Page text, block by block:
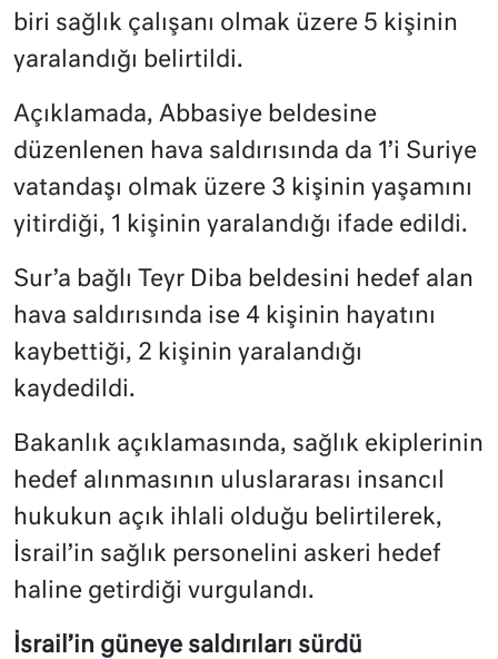
biri sağlık çalışanı olmak üzere 5 kişinin
yaralandığı belirtildi.
Açıklamada, Abbasiye beldesine
düzenlenen hava saldırısında da 1’i Suriye
vatandaşı olmak üzere 3 kişinin yaşamını
yitirdiği, 1 kişinin yaralandığı ifade edildi.
Sur’a bağlı Teyr Diba beldesini hedef alan
hava saldırısında ise 4 kişinin hayatını
kaybettiği, 2 kişinin yaralandığı
kaydedildi.
Bakanlık açıklamasında, sağlık ekiplerinin
hedef alınmasının uluslararası insancıl
hukukun açık ihlali olduğu belirtilerek,
İsrail’in sağlık personelini askeri hedef
haline getirdiği vurgulandı.
İsrail’in güneye saldırıları sürdü